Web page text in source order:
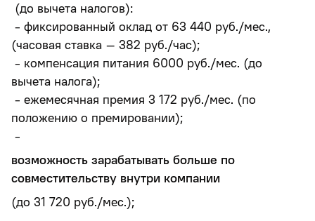
(до вычета налогов):
- фиксированный оклад от 63 440 руб./мес.,
(часовая ставка – 382 руб./час);
- компенсация питания 6000 руб./мес. (до
вычета налога);
- ежемесячная премия 3 172 руб./мес. (по
положению о премировании);
-
возможность зарабатывать больше по
совместительству внутри компании
(до 31 720 руб./мес.);